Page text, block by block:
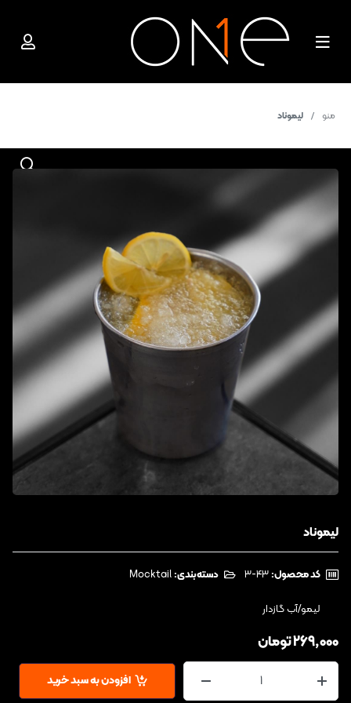
منو لیموناد
لیموناد
کد محصول: دسته‌بندی: Mocktail
لیمو/آب گازدار
269,000تومان
افزودن به سبد خرید